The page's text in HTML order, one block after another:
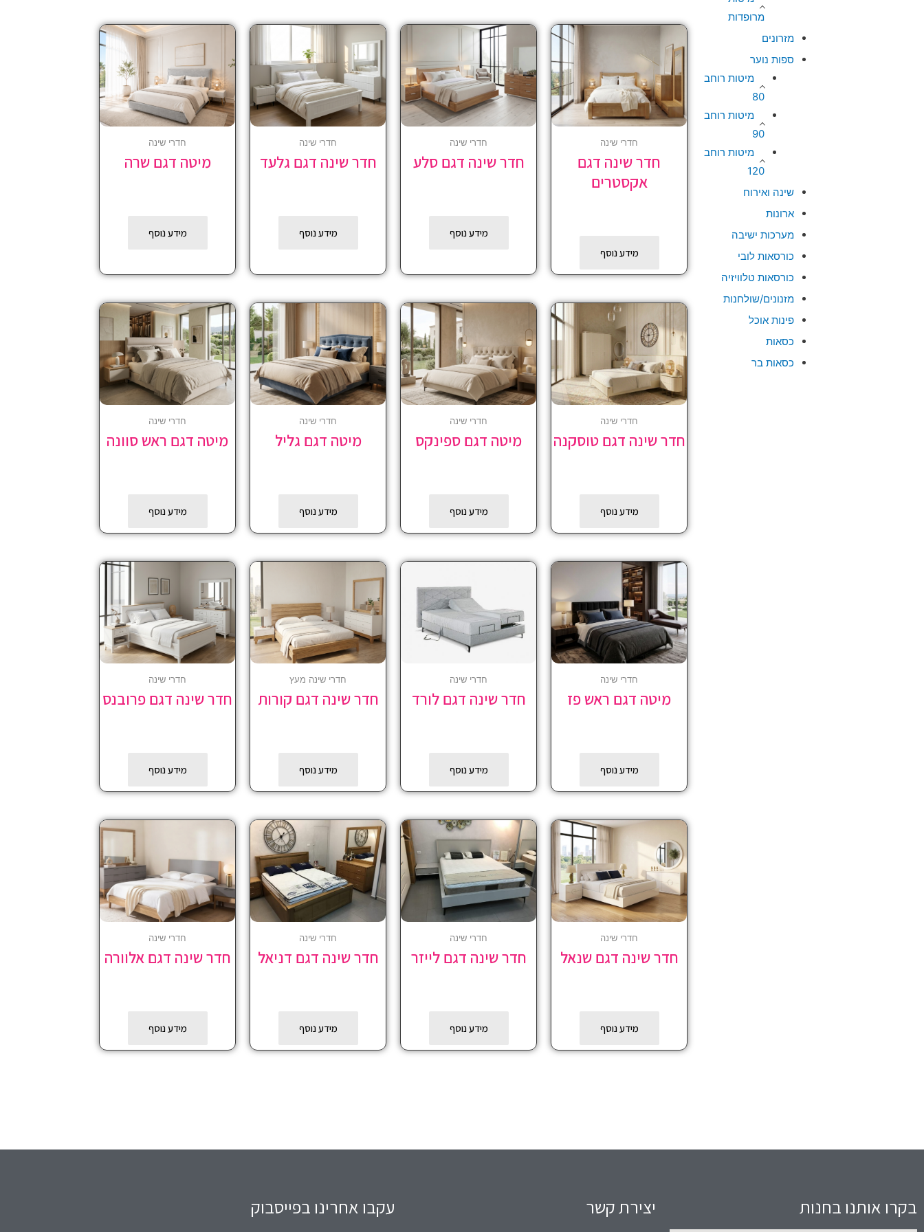
מרופדות
מזרונים
ספות נוער
מיטות רוחב
80
מיטות רוחב
90
מיטות רוחב
120
שינה ואירוח
ארונות
מערכות ישיבה
כורסאות לובי
כורסאות טלוויזיה
מזנונים/שולחנות
פינות אוכל
כסאות
כסאות בר
חדרי שינה
חדר שינה דגם
אקסטרים
מידע נוסף
חדרי שינה
חדר שינה דגם סלע
מידע נוסף
חדרי שינה
חדר שינה דגם גלעד
מידע נוסף
חדרי שינה
מיטה דגם שרה
מידע נוסף
חדרי שינה
חדר שינה דגם טוסקנה
מידע נוסף
חדרי שינה
מיטה דגם ספינקס
מידע נוסף
חדרי שינה
מיטה דגם גליל
מידע נוסף
חדרי שינה
מיטה דגם ראש סוונה
מידע נוסף
חדרי שינה
מיטה דגם ראש פז
מידע נוסף
חדרי שינה
חדר שינה דגם לורד
מידע נוסף
חדרי שינה מעץ
חדר שינה דגם קורות
מידע נוסף
חדרי שינה
חדר שינה דגם פרובנס
מידע נוסף
חדרי שינה
חדר שינה דגם שנאל
מידע נוסף
חדרי שינה
חדר שינה דגם לייזר
מידע נוסף
חדרי שינה
חדר שינה דגם דניאל
מידע נוסף
חדרי שינה
חדר שינה דגם אלוורה
מידע נוסף
בקרו אותנו בחנות יצירת קשר עקבו אחרינו בפייסבוק